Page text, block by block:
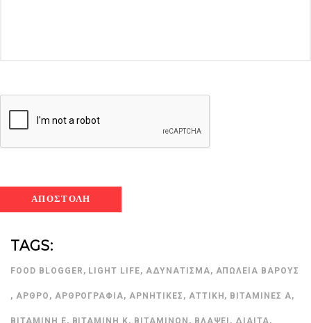
TAGS:
FOOD BLOGGER , LIGHT LIFE, ΑΔΥΝΆΤΙΣΜΑ, ΑΠΏΛΕΙΑ ΒΆΡΟΥΣ
, ΆΡΘΡΟ , ΑΡΘΡΟΓΡΑΦΊΑ, ΑΡΝΗΤΙΚΈΣ , ΑΤΤΙΚΉ, ΒΙΤΑΜΊΝΕΣ Α,
ΒΙΤΑΜΊΝΗ Ε, ΒΙΤΑΜΊΝΗ Κ, ΒΙΤΑΜΙΝΏΝ , ΒΛΆΨΕΙ , ΔΊΑΙΤΑ,